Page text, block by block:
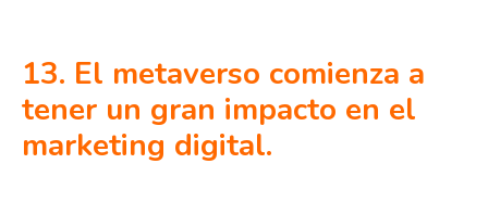
13. El metaverso comienza a
tener un gran impacto en el
marketing digital.